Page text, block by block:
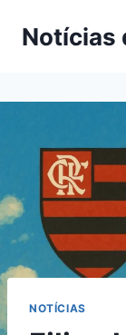
paraNotícias
NOTÍCIAS